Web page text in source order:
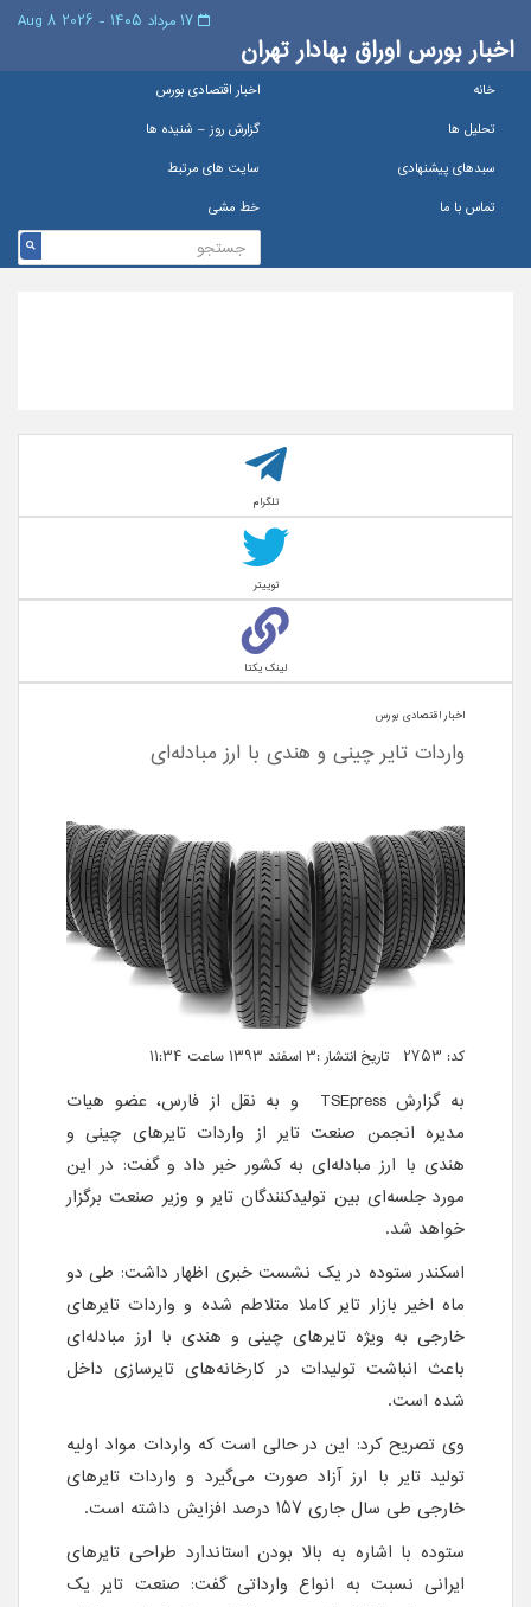
اخبار بورس اوراق بهادار تهران
خانه
اخبار اقتصادی بورس
تحلیل ها
گزارش روز – شنيده ها
سبدهای پیشنهادی
سایت های مرتبط
تماس با ما
خط مشی
تلگرام
توییتر
لینک یکتا
اخبار اقتصادی بورس
واردات تایر چینی و هندی با ارز مبادله‌ای
کد: 2753 تاریخ انتشار :۳ اسفند ۱۳۹۳ ساعت ۱۱:۳۴
به گزارش TSEpress و به نقل از فارس، عضو هیات
مدیره انجمن صنعت تایر از واردات تایرهای چینی و
هندی با ارز مبادله‌ای به کشور خبر داد و گفت: در این
مورد جلسه‌ای بین تولیدکنندگان تایر و وزیر صنعت برگزار
خواهد شد.
اسکندر ستوده در یک نشست خبری اظهار داشت: طی دو
ماه اخیر بازار تایر کاملا متلاطم شده و واردات تایرهای
خارجی به ویژه تایرهای چینی و هندی با ارز مبادله‌ای
باعث انباشت تولیدات در کارخانه‌های تایرسازی داخل
شده است.
وی تصریح کرد: این در حالی است که واردات مواد اولیه
تولید تایر با ارز آزاد صورت می‌گیرد و واردات تایرهای
خارجی طی سال جاری 157 درصد افزایش داشته است.
ستوده با اشاره به بالا بودن استاندارد طراحی تایرهای
ایرانی نسبت به انواع وارداتی گفت: صنعت تایر یک